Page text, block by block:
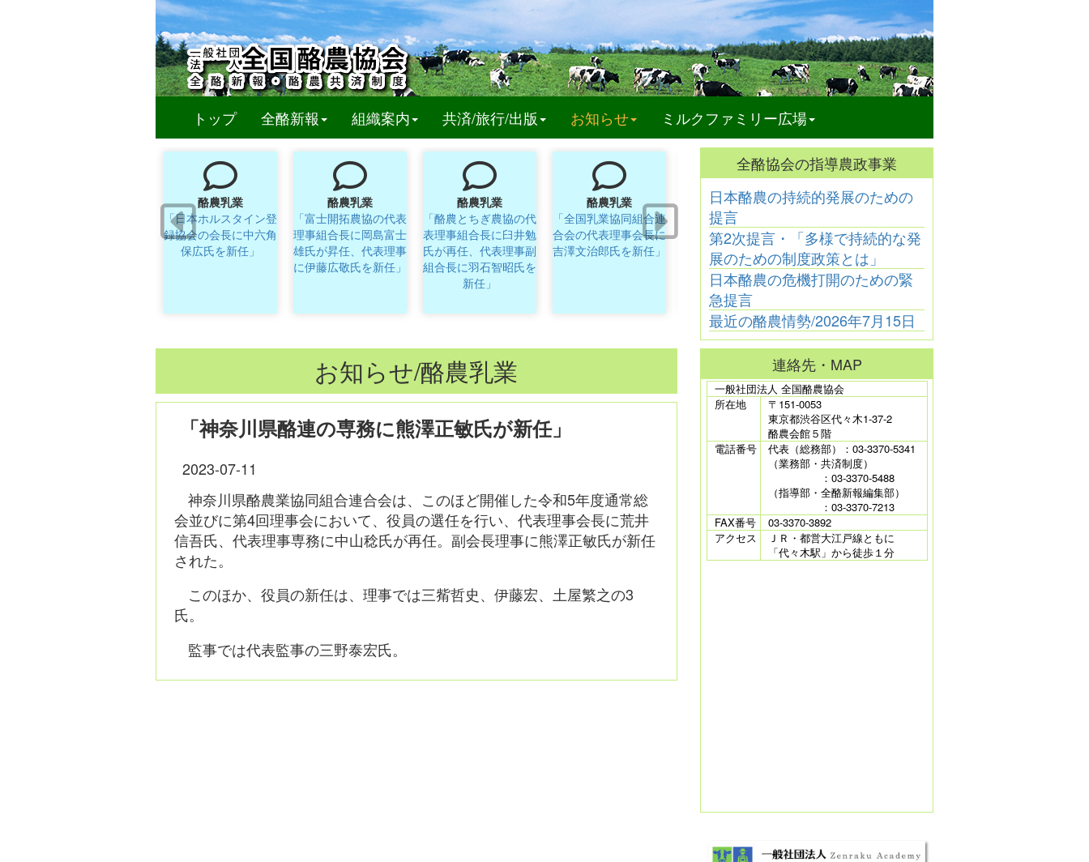
トップ 全酪新報(current)組織案内 共済/旅行/出版 お知らせ ミルクファミリー広場
酪農乳業
「日本ホルスタイン登
録協会の会長に中六角
保広氏を新任」
酪農乳業
「富士開拓農協の代表
理事組合長に岡島富士
雄氏が昇任、代表理事
に伊藤広敬氏を新任」
酪農乳業
「酪農とちぎ農協の代
表理事組合長に臼井勉
氏が再任、代表理事副
組合長に羽石智昭氏を
新任」
酪農乳業
「全国乳業協同組合連
合会の代表理事会長に
吉澤文治郎氏を新任」
酪農乳業
「クリーン化学工業㈱
の取締役に髙橋一也氏
が新任」
酪農乳業
理事組合長に徳丸洋一
氏が昇任」
お知らせ/酪農乳業
「神奈川県酪連の専務に熊澤正敏氏が新任」
2023-07-11
神奈川県酪農業協同組合連合会は、このほど開催した令和5年度通常総
会並びに第4回理事会において、役員の選任を行い、代表理事会長に荒井
信吾氏、代表理事専務に中山稔氏が再任。副会長理事に熊澤正敏氏が新任
された。
このほか、役員の新任は、理事では三觜哲史、伊藤宏、土屋繁之の3
氏。
監事では代表監事の三野泰宏氏。
全酪協会の指導農政事業
日本酪農の持続的発展のための
提言
第2次提言・「多様で持続的な発
展のための制度政策とは」
日本酪農の危機打開のための緊
急提言
最近の酪農情勢/2026年7月15日
連絡先・MAP
一般社団法人 全国酪農協会
所在地
〒151-0053
東京都渋谷区代々木1-37-2
酪農会館５階
電話番号
代表（総務部）：03-3370-5341
（業務部・共済制度）
：03-3370-5488
（指導部・全酪新報編集部）
：03-3370-7213
FAX番号
03-3370-3892
アクセス
ＪＲ・都営大江戸線ともに
「代々木駅」から徒歩１分